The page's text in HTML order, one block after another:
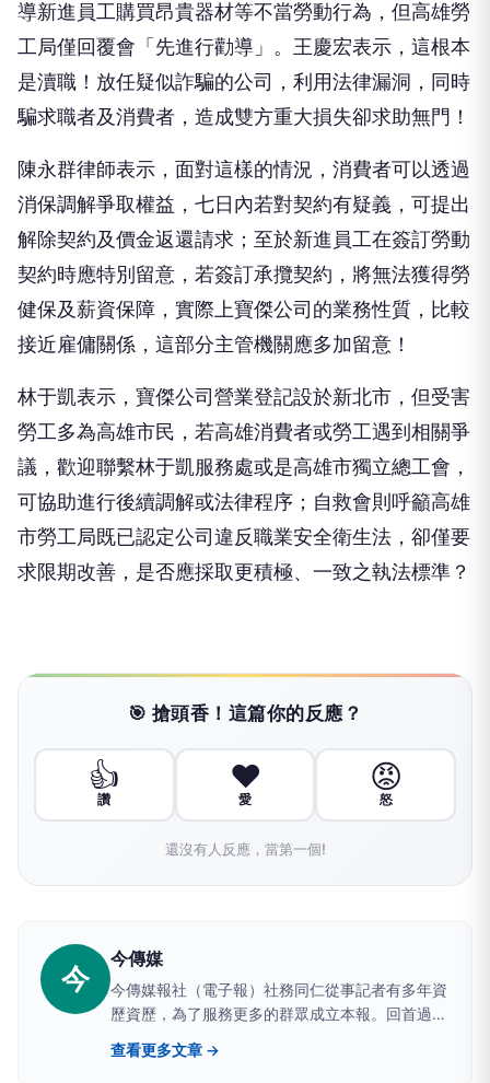
導新進員工購買昂貴器材等不當勞動行為，但高雄勞
工局僅回覆會「先進行勸導」。王慶宏表示，這根本
是瀆職！放任疑似詐騙的公司，利用法律漏洞，同時
騙求職者及消費者，造成雙方重大損失卻求助無門！
陳永群律師表示，面對這樣的情況，消費者可以透過
消保調解爭取權益，七日內若對契約有疑義，可提出
解除契約及價金返還請求；至於新進員工在簽訂勞動
契約時應特別留意，若簽訂承攬契約，將無法獲得勞
健保及薪資保障，實際上寶傑公司的業務性質，比較
接近雇傭關係，這部分主管機關應多加留意！
林于凱表示，寶傑公司營業登記設於新北市，但受害
勞工多為高雄市民，若高雄消費者或勞工遇到相關爭
議，歡迎聯繫林于凱服務處或是高雄市獨立總工會，
可協助進行後續調解或法律程序；自救會則呼籲高雄
市勞工局既已認定公司違反職業安全衛生法，卻僅要
求限期改善，是否應採取更積極、一致之執法標準？
🎯 搶頭香！這篇你的反應？
👍
讚
❤️
愛
😡
怒
還沒有人反應，當第一個!
今
今傳媒
今傳媒報社（電子報）社務同仁從事記者有多年資
歷資歷，為了服務更多的群眾成立本報。回首過去
歷年來，承蒙社會大眾的支持與鼓勵，無限的感
激，全體的同仁也深表謝意，讓讀者更便利知道每
查看更多文章 →